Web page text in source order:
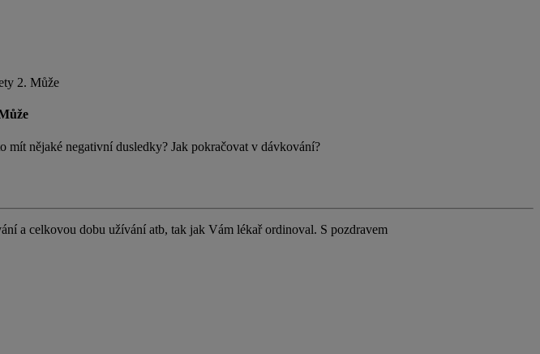
2. Může
nějaké negativní dusledky? Jak pokračovat v dávkování?
a celkovou dobu užívání atb, tak jak Vám lékař ordinoval. S pozdravem